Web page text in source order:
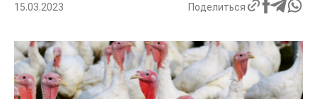
15.03.2023 Поделиться